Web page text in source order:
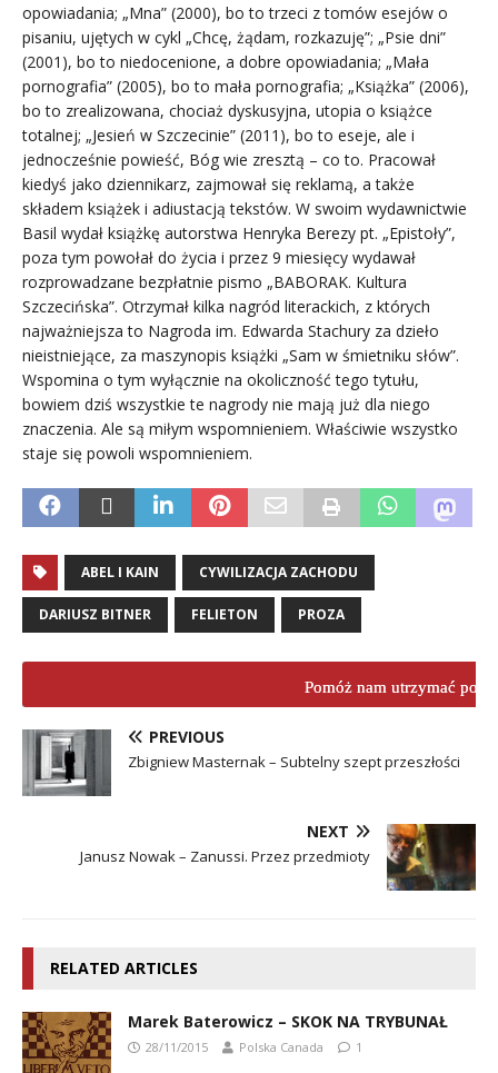
opowiadania; „Mna” (2000), bo to trzeci z tomów esejów o
pisaniu, ujętych w cykl „Chcę, żądam, rozkazuję”; „Psie dni”
(2001), bo to niedocenione, a dobre opowiadania; „Mała
pornografia” (2005), bo to mała pornografia; „Książka” (2006),
bo to zrealizowana, chociaż dyskusyjna, utopia o książce
totalnej; „Jesień w Szczecinie” (2011), bo to eseje, ale i
jednocześnie powieść, Bóg wie zresztą – co to. Pracował
kiedyś jako dziennikarz, zajmował się reklamą, a także
składem książek i adiustacją tekstów. W swoim wydawnictwie
Basil wydał książkę autorstwa Henryka Berezy pt. „Epistoły”,
poza tym powołał do życia i przez 9 miesięcy wydawał
rozprowadzane bezpłatnie pismo „BABORAK. Kultura
Szczecińska”. Otrzymał kilka nagród literackich, z których
najważniejsza to Nagroda im. Edwarda Stachury za dzieło
nieistniejące, za maszynopis książki „Sam w śmietniku słów”.
Wspomina o tym wyłącznie na okoliczność tego tytułu,
bowiem dziś wszystkie te nagrody nie mają już dla niego
znaczenia. Ale są miłym wspomnieniem. Właściwie wszystko
staje się powoli wspomnieniem.
ABEL I KAIN CYWILIZACJA ZACHODU
DARIUSZ BITNER FELIETON PROZA
Pomóż nam utrzymać
PREVIOUS
Zbigniew Masternak – Subtelny szept przeszłości
NEXT
Janusz Nowak – Zanussi. Przez przedmioty
RELATED ARTICLES
Marek Baterowicz – SKOK NA TRYBUNAŁ
28/11/2015 Polska Canada 1